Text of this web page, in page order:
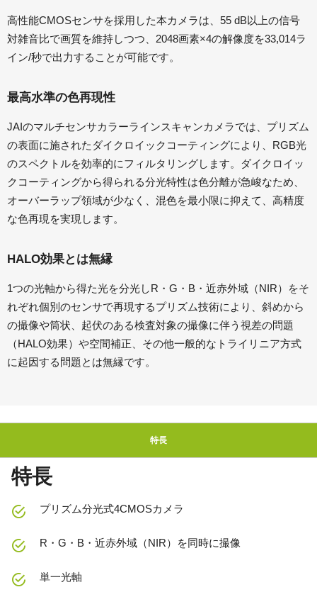
高性能CMOSセンサを採用した本カメラは、55 dB以上の信号
対雑音比で画質を維持しつつ、2048画素×4の解像度を33,014ラ
イン/秒で出力することが可能です。
最高水準の色再現性
JAIのマルチセンサカラーラインスキャンカメラでは、プリズム
の表面に施されたダイクロイックコーティングにより、RGB光
のスペクトルを効率的にフィルタリングします。ダイクロイッ
クコーティングから得られる分光特性は色分離が急峻なため、
オーバーラップ領域が少なく、混色を最小限に抑えて、高精度
な色再現を実現します。
HALO効果とは無縁
1つの光軸から得た光を分光しR・G・B・近赤外域（NIR）をそ
れぞれ個別のセンサで再現するプリズム技術により、斜めから
の撮像や筒状、起伏のある検査対象の撮像に伴う視差の問題
（HALO効果）や空間補正、その他一般的なトライリニア方式
に起因する問題とは無縁です。
特長
特長
プリズム分光式4CMOSカメラ
R・G・B・近赤外域（NIR）を同時に撮像
単一光軸